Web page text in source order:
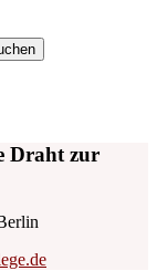
Draht zur